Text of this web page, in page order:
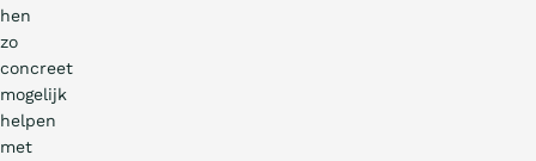
hen
zo
concreet
mogelijk
helpen
met